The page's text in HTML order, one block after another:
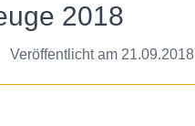
2018
Veröffentlicht am 21.09.2018